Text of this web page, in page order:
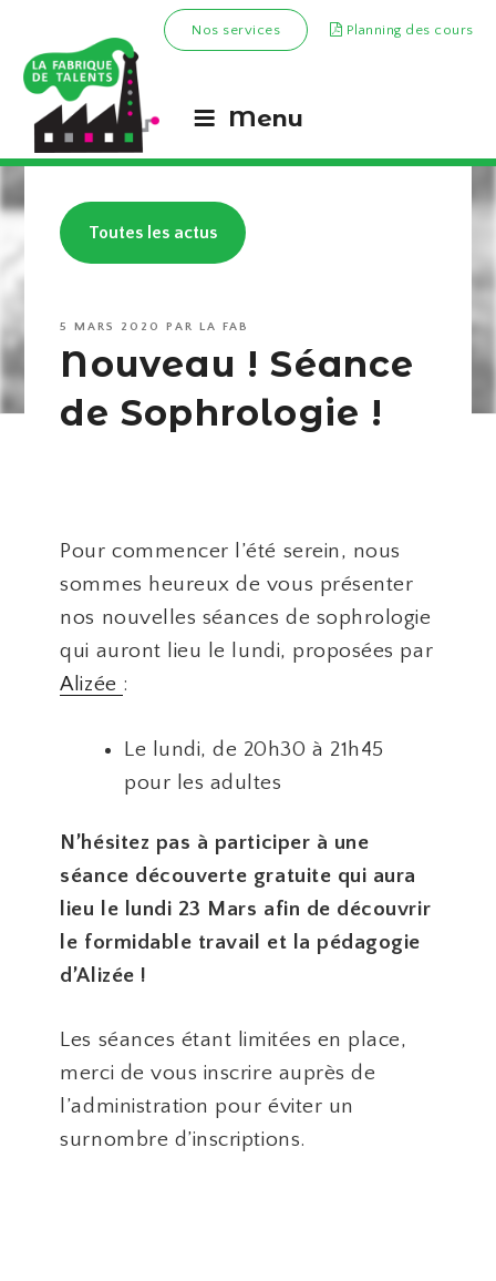
Nos services Planning des cours
Menu
Toutes les actus
PUBLIÉ
5 MARS 2020 PARLA FAB
Nouveau ! Séance
de Sophrologie !
Pour commencer l’été serein, nous
sommes heureux de vous présenter
nos nouvelles séances de sophrologie
qui auront lieu le lundi, proposées par
Alizée :
Le lundi, de 20h30 à 21h45
pour les adultes
N’hésitez pas à participer à une
séance découverte gratuite qui aura
lieu le lundi 23 Mars afin de découvrir
le formidable travail et la pédagogie
d’Alizée !
Les séances étant limitées en place,
merci de vous inscrire auprès de
l’administration pour éviter un
surnombre d’inscriptions.